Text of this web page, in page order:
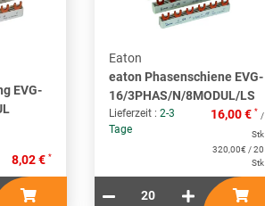
EVG-
8,02 € *
Eaton
eaton Phasenschiene EVG-
16/3PHAS/N/8MODUL/LS
Lieferzeit : 2-3
Tage
16,00 € * /
Stk
320,00€ / 20
Stk